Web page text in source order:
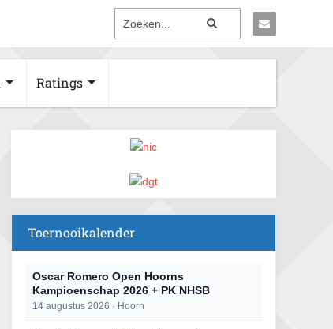
Ratings
Toernooikalender
Oscar Romero Open Hoorns
Kampioenschap 2026 + PK NHSB
14 augustus 2026 · Hoorn